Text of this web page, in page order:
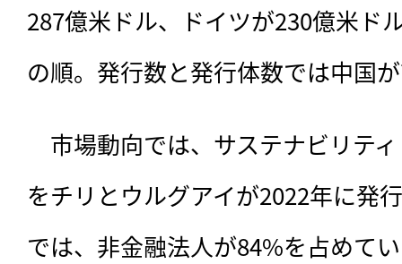
287億米ドル、ドイツが230億米ド
の順。発行数と発行体数では中国
市場動向では、サステナビリテ
をチリとウルグアイが2022年に発
では、非金融法人が84%を占めて